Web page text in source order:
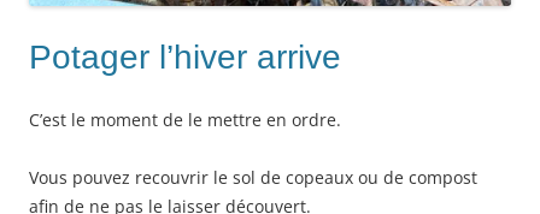
Potager l’hiver arrive
C’est le moment de le mettre en ordre.
Vous pouvez recouvrir le sol de copeaux ou de compost
afin de ne pas le laisser découvert.